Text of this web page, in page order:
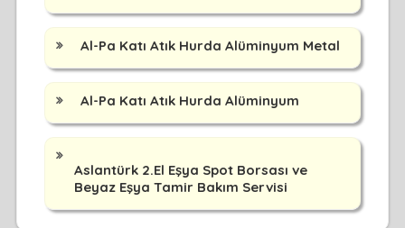
Al-Pa Katı Atık Hurda Alüminyum Metal
Al-Pa Katı Atık Hurda Alüminyum
Aslantürk 2.El Eşya Spot Borsası ve
Beyaz Eşya Tamir Bakım Servisi